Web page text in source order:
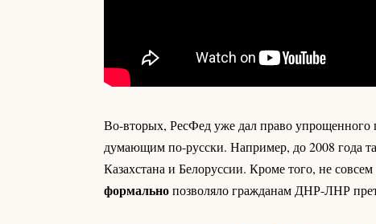
Во-вторых, РесФед уже дал право
думающим по-русски. Например, до 2008 года
Казахстана и Белоруссии. Кроме того, не
формальнопозволяло гражданам ДНР-ЛНР